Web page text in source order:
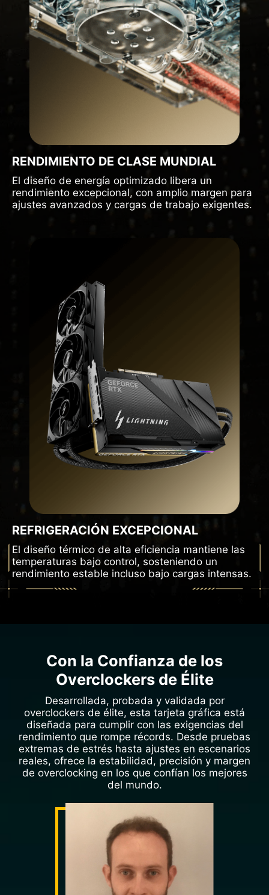
RENDIMIENTO DE CLASE MUNDIAL
El diseño de energía optimizado libera un
rendimiento excepcional, con amplio margen para
ajustes avanzados y cargas de trabajo exigentes.
REFRIGERACIÓN EXCEPCIONAL
El diseño térmico de alta eficiencia mantiene las
temperaturas bajo control, sosteniendo un
rendimiento estable incluso bajo cargas intensas.
Con la Confianza de los
Overclockers de Élite
Desarrollada, probada y validada por
overclockers de élite, esta tarjeta gráfica está
diseñada para cumplir con las exigencias del
rendimiento que rompe récords. Desde pruebas
extremas de estrés hasta ajustes en escenarios
reales, ofrece la estabilidad, precisión y margen
de overclocking en los que confían los mejores
del mundo.